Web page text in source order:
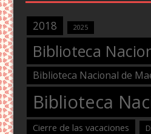
2018 2025
Biblioteca
Biblioteca Nacional de
Biblioteca
Cierre de las vacaciones